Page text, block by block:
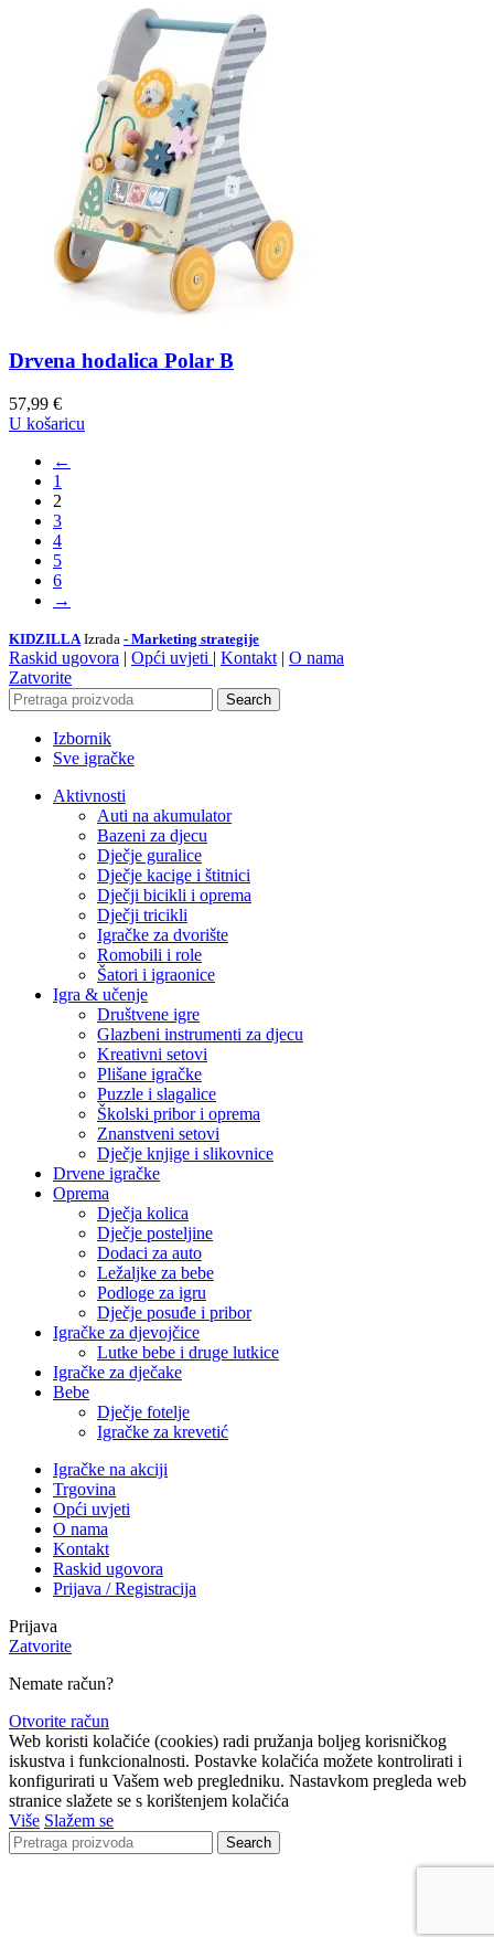
Drvena hodalica Polar B
57,99 €
U košaricu
←
1
2
3
4
5
6
→
KIDZILLA Izrada - Marketing strategije
Raskid ugovora | Opći uvjeti | Kontakt | O nama
Zatvorite
Search
Izbornik
Sve igračke
Aktivnosti
Auti na akumulator
Bazeni za djecu
Dječje guralice
Dječje kacige i štitnici
Dječji bicikli i oprema
Dječji tricikli
Igračke za dvorište
Romobili i role
Šatori i igraonice
Igra & učenje
Društvene igre
Glazbeni instrumenti za djecu
Kreativni setovi
Plišane igračke
Puzzle i slagalice
Školski pribor i oprema
Znanstveni setovi
Dječje knjige i slikovnice
Drvene igračke
Oprema
Dječja kolica
Dječje posteljine
Dodaci za auto
Ležaljke za bebe
Podloge za igru
Dječje posuđe i pribor
Igračke za djevojčice
Lutke bebe i druge lutkice
Igračke za dječake
Bebe
Dječje fotelje
Igračke za krevetić
Igračke na akciji
Trgovina
Opći uvjeti
O nama
Kontakt
Raskid ugovora
Prijava / Registracija
Prijava
Zatvorite
Nemate račun?
Otvorite račun
Web koristi kolačiće (cookies) radi pružanja boljeg korisničkog
iskustva i funkcionalnosti. Postavke kolačića možete kontrolirati i
konfigurirati u Vašem web pregledniku. Nastavkom pregleda web
stranice slažete se s korištenjem kolačića
Više Slažem se
Search
Obavijestit ćemo Vas kada proizvod bude ponovno